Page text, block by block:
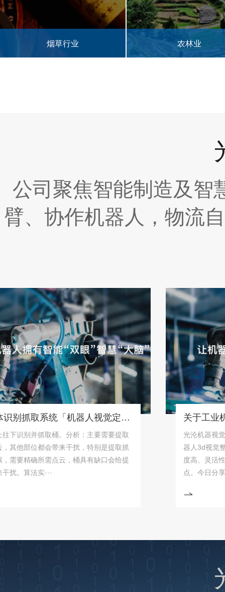
农林业 半导体行业
公司聚焦智能制造及智
臂、协作机器人，物流
桶状物体识别抓取系统「机器人视觉定位抓取解决方案」
并抓取桶。分析：主要需要提取
位都会带来干扰，特别是提取抓
确所需点云，桶具有缺口会给提
法实···
光沦机器视觉公司
器人3d视觉整体解
度高、灵活性强、
点。今日分享工业机